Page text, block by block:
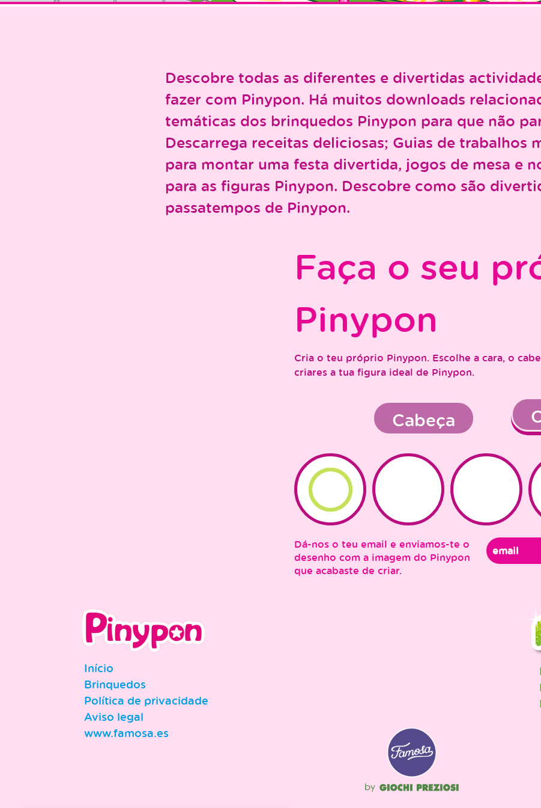
Descobre todas as diferentes e divertidas
fazer com Pinypon. Há muitos downloads
temáticas dos brinquedos Pinypon para que não
Descarrega receitas deliciosas; Guias de trabalhos
para montar uma festa divertida, jogos de mesa e
para as figuras Pinypon. Descobre como são
passatempos de Pinypon.
Faça o seu
Pinypon
Cria o teu próprio Pinypon. Escolhe a cara, o
criares a tua figura ideal de Pinypon.
Cabeça
Dá-nos o teu email e enviamos-te o
desenho com a imagem do Pinypon
que acabaste de criar.
Início
Brinquedos
Política de privacidade
Aviso legal
www.famosa.es